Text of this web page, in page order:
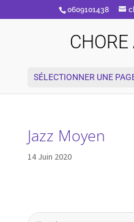
0609101438
SÉLECTIONNER UNE
Jazz Moyen
14 Juin 2020